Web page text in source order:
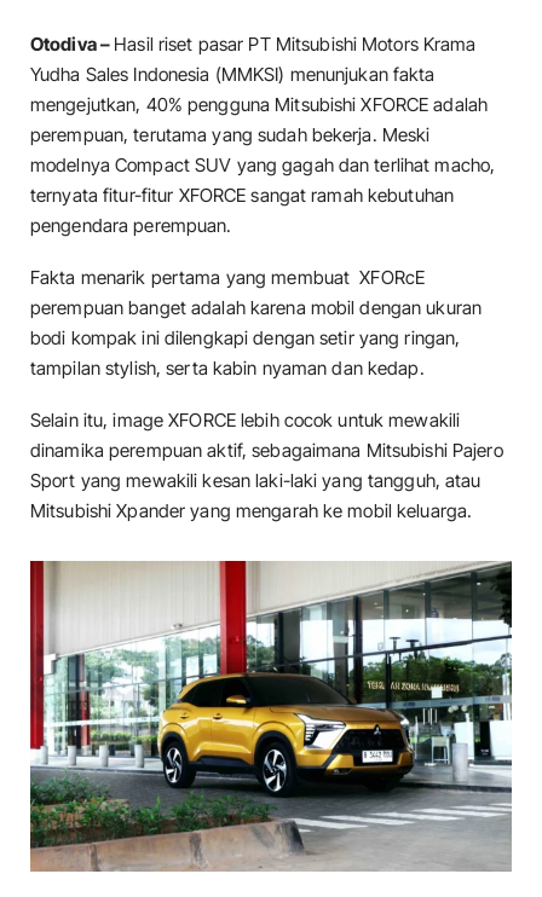
Otodiva – Hasil riset pasar PT Mitsubishi Motors Krama
Yudha Sales Indonesia (MMKSI) menunjukan fakta
mengejutkan, 40% pengguna Mitsubishi XFORCE adalah
perempuan, terutama yang sudah bekerja. Meski
modelnya Compact SUV yang gagah dan terlihat macho,
ternyata fitur-fitur XFORCE sangat ramah kebutuhan
pengendara perempuan.
Fakta menarik pertama yang membuat XFORcE
perempuan banget adalah karena mobil dengan ukuran
bodi kompak ini dilengkapi dengan setir yang ringan,
tampilan stylish, serta kabin nyaman dan kedap.
Selain itu, image XFORCE lebih cocok untuk mewakili
dinamika perempuan aktif, sebagaimana Mitsubishi Pajero
Sport yang mewakili kesan laki-laki yang tangguh, atau
Mitsubishi Xpander yang mengarah ke mobil keluarga.